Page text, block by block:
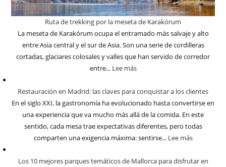
Ruta de trekking por la meseta de Karakórum
La meseta de Karakórum ocupa el entramado más salvaje y alto
entre Asia central y el sur de Asia. Son una serie de cordilleras
cortadas, glaciares colosales y valles que han servido de corredor
entre... Lee más
Restauración en Madrid: las claves para conquistar a los clientes
En el siglo XXI, la gastronomía ha evolucionado hasta convertirse en
una experiencia que va mucho más allá de la comida. En este
sentido, cada mesa trae expectativas diferentes, pero todas
comparten una exigencia máxima: sentirse... Lee más
Los 10 mejores parques temáticos de Mallorca para disfrutar en